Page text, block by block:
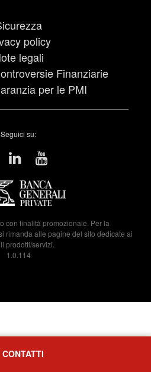
policy
legali
Finanziarie
per le PMI
Seguici su:
con finalità promozionale. Per la
rimanda alle pagine del sito dedicate ai
prodotti/servizi.
1.0.114
CONTATTI